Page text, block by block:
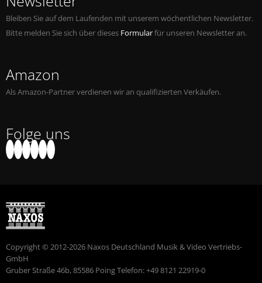
Bleiben Sie auf dem Laufenden mit unserem wöchentlichen Newsletter.
Bitte melden Sie sich über dieses Formularfür unseren Newsletter an.
Amazon
Als Amazon-Partner verdienen wir an qualifizierten Verkäufen.
Folge uns
Copyright © 2012-2026 Naxos Deutschland Musik & Video Vertriebs-
GmbH
Gruber Straße 46b, 85586 Poing Telefon: +49 8121 22919-0